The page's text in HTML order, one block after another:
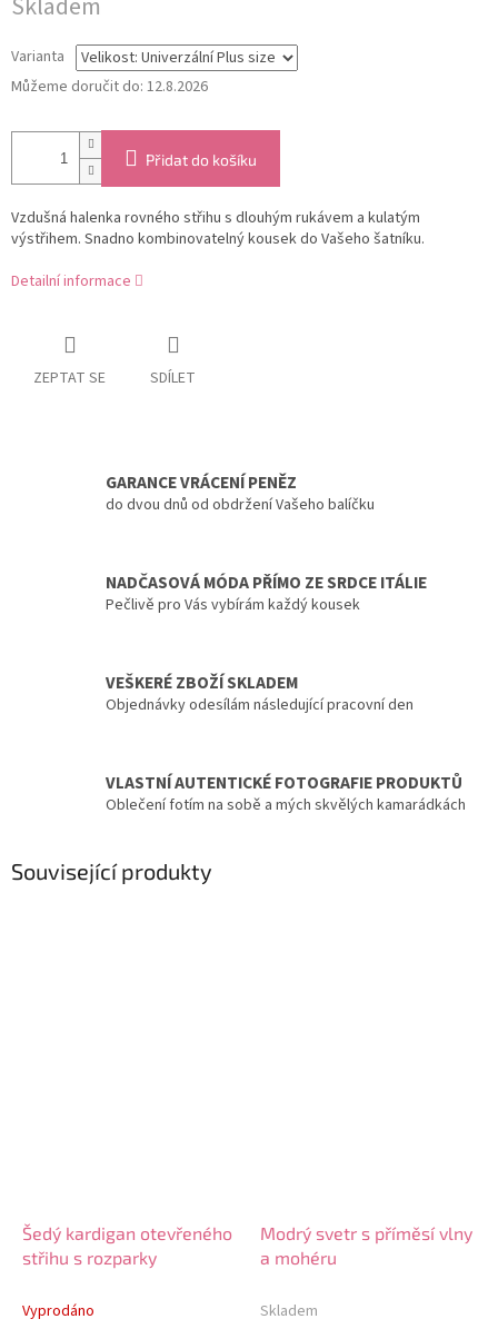
cena:
Varianta
Můžeme doručit do: 12.8.2026
Přidat do košíku
Vzdušná halenka rovného střihu s dlouhým rukávem a kulatým
výstřihem. Snadno kombinovatelný kousek do Vašeho šatníku.
Detailní informace
ZEPTAT SE SDÍLET
GARANCE VRÁCENÍ PENĚZ
do dvou dnů od obdržení Vašeho balíčku
NADČASOVÁ MÓDA PŘÍMO ZE SRDCE ITÁLIE
Pečlivě pro Vás vybírám každý kousek
VEŠKERÉ ZBOŽÍ SKLADEM
Objednávky odesílám následující pracovní den
VLASTNÍ AUTENTICKÉ FOTOGRAFIE PRODUKTŮ
Oblečení fotím na sobě a mých skvělých kamarádkách
Související produkty
Šedý kardigan otevřeného
střihu s rozparky
Vyprodáno
Modrý svetr s příměsí vlny
a mohéru
Skladem